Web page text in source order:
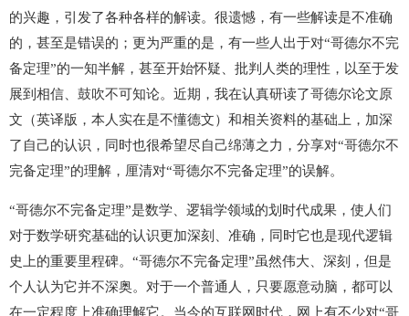
的兴趣，引发了各种各样的解读。很遗憾，有一些解读是不准确
的，甚至是错误的；更为严重的是，有一些人出于对“哥德尔不完
备定理”的一知半解，甚至开始怀疑、批判人类的理性，以至于发
展到相信、鼓吹不可知论。近期，我在认真研读了哥德尔论文原
文（英译版，本人实在是不懂德文）和相关资料的基础上，加深
了自己的认识，同时也很希望尽自己绵薄之力，分享对“哥德尔不
完备定理”的理解，厘清对“哥德尔不完备定理”的误解。
“哥德尔不完备定理”是数学、逻辑学领域的划时代成果，使人们
对于数学研究基础的认识更加深刻、准确，同时它也是现代逻辑
史上的重要里程碑。“哥德尔不完备定理”虽然伟大、深刻，但是
个人认为它并不深奥。对于一个普通人，只要愿意动脑，都可以
在一定程度上准确理解它。当今的互联网时代，网上有不少对“哥